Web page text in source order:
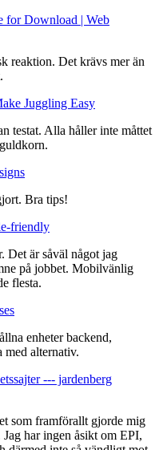
for Download | Web
reaktion. Det krävs mer än
Juggling Easy
testat. Alla håller inte måttet
Bra tips!
friendly
Det är såväl något jag
på jobbet. Mobilvänlig
flesta.
enheter backend,
med alternativ.
--- jardenberg
som framförallt gjorde mig
har ingen åsikt om EPI,